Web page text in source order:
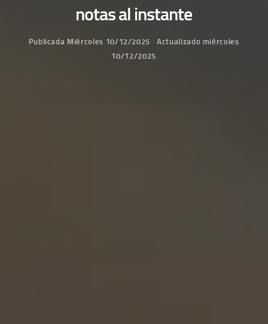
notas al instante
Publicada Miércoles 10/12/2025 · Actualizado miércoles
10/12/2025